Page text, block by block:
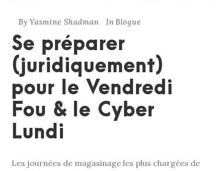
By Yasmine Shadman In Blogue
Se préparer
(juridiquement)
pour le Vendredi
Fou & le Cyber
Lundi
Les journées de magasinage les plus chargées de